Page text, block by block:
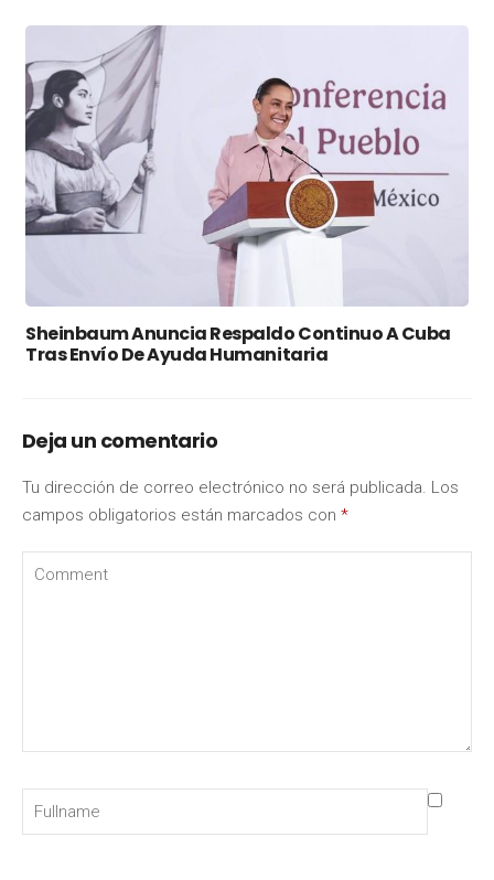
Sheinbaum Anuncia Respaldo Continuo A Cuba
Tras Envío De Ayuda Humanitaria
Deja un comentario
Tu dirección de correo electrónico no será publicada. Los
campos obligatorios están marcados con *